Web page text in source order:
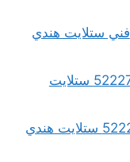
فني ستلايت هندي
فني ستلايت هندي اليرموك 52227330 ستلايت
فني ستلايت هندي قرطبة 52227330 ستلايت هندي